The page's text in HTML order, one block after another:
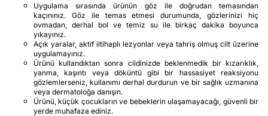
Uygulama sırasında ürünün göz ile doğrudan temasından
kaçınınız. Göz ile temas etmesi durumunda, gözlerinizi hiç
ovmadan, derhal bol ve temiz su ile birkaç dakika boyunca
yıkayınız.
Açık yaralar, aktif iltihaplı lezyonlar veya tahriş olmuş cilt üzerine
uygulamayınız.
Ürünü kullandıktan sonra cildinizde beklenmedik bir kızarıklık,
yanma, kaşıntı veya döküntü gibi bir hassasiyet reaksiyonu
gözlemlerseniz, kullanımı derhal durdurun ve bir sağlık uzmanına
veya dermatoloğa danışın.
Ürünü, küçük çocukların ve bebeklerin ulaşamayacağı, güvenli bir
yerde muhafaza ediniz.